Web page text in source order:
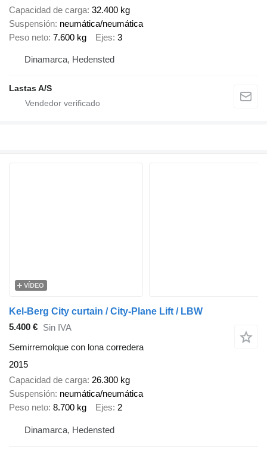
Capacidad de carga 32.400 kg
Suspensión neumática/neumática
Peso neto 7.600 kg Ejes 3
Dinamarca, Hedensted
Lastas A/S
VÍDEO
Kel-Berg City curtain / City-Plane Lift / LBW
5.400 € Sin IVA
Semirremolque con lona corredera
2015
Capacidad de carga 26.300 kg
Suspensión neumática/neumática
Peso neto 8.700 kg Ejes 2
Dinamarca, Hedensted